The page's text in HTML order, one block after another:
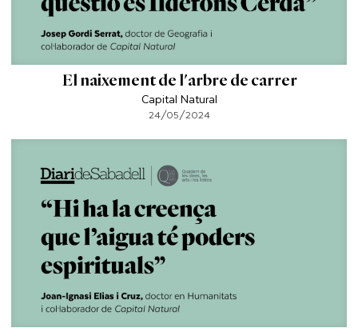
El naixement de l'arbre de carrer
Capital Natural
24/05/2024